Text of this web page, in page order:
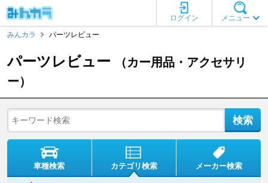
メニュー
ログイン
みんカラ
パーツレビュー
パーツレビュー
（カー用品・アクセサリ
ー）
車種検索 カテゴリ検索 メーカー検索